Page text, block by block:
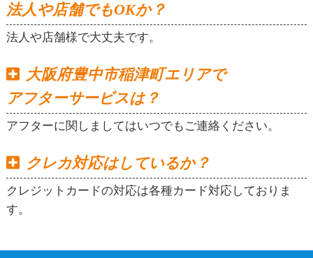
法人や店舗でもOKか？
法人や店舗様で大丈夫です。
大阪府豊中市稲津町エリアで
アフターサービスは？
アフターに関しましてはいつでもご連絡ください。
クレカ対応はしているか？
クレジットカードの対応は各種カード対応しておりま
す。